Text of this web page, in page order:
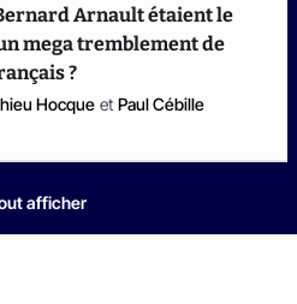
Arnault étaient le
mega tremblement de
?
Hocque et Paul Cébille
afficher